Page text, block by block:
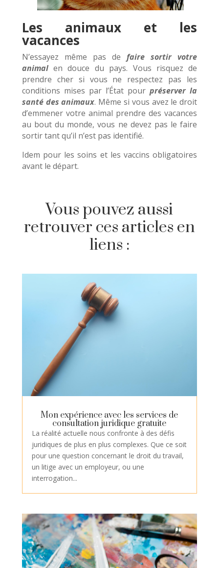
Les animaux et les
vacances
N’essayez même pas defaire sortir votre
animalen douce du pays. Vous risquez de
prendre cher si vous ne respectez pas les
conditions mises par l’État pourpréserver la
santé des animaux. Même si vous avez le droit
d’emmener votre animal prendre des vacances
au bout du monde, vous ne devez pas le faire
sortir tant qu’il n’est pas identifié.
Idem pour les soins et les vaccins obligatoires
avant le départ.
Vous pouvez aussi
retrouver ces articles en
liens :
Mon expérience avec les services de
consultation juridique gratuite
La réalité actuelle nous confronte à des défis
juridiques de plus en plus complexes. Que ce soit
pour une question concernant le droit du travail,
un litige avec un employeur, ou une
interrogation...